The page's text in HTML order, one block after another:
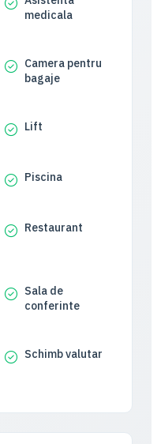
medicala
Camera pentru
bagaje
Lift
Piscina
Restaurant
Sala de
conferinte
Schimb valutar